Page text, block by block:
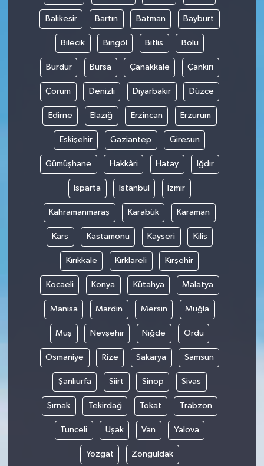
Balıkesir Bartın Batman Bayburt
Bilecik Bingöl Bitlis Bolu
Burdur Bursa Çanakkale Çankırı
Çorum Denizli Diyarbakır Düzce
Edirne Elazığ Erzincan Erzurum
Eskişehir Gaziantep Giresun
Gümüşhane Hakkâri Hatay Iğdır
Isparta İstanbul İzmir
Kahramanmaraş Karabük Karaman
Kars Kastamonu Kayseri Kilis
Kırıkkale Kırklareli Kırşehir
Kocaeli Konya Kütahya Malatya
Manisa Mardin Mersin Muğla
Muş Nevşehir Niğde Ordu
Osmaniye Rize Sakarya Samsun
Şanlıurfa Siirt Sinop Sivas
Şırnak Tekirdağ Tokat Trabzon
Tunceli Uşak Van Yalova
Yozgat Zonguldak